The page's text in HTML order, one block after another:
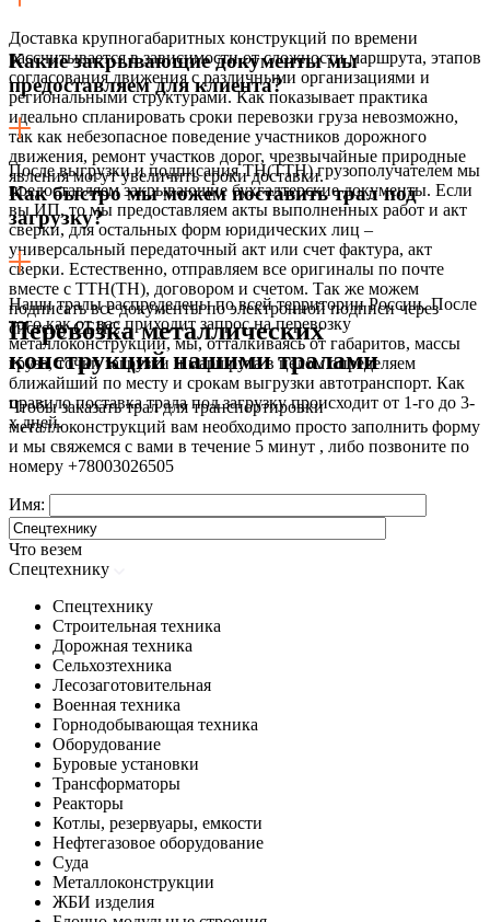
Доставка крупногабаритных конструкций по времени
рассчитывается в зависимости от сложности маршрута, этапов
согласования движения с различными организациями и
региональными структурами. Как показывает практика
идеально спланировать сроки перевозки груза невозможно,
так как небезопасное поведение участников дорожного
движения, ремонт участков дорог, чрезвычайные природные
явления могут увеличить сроки доставки.
Какие закрывающие документы мы
предоставляем для клиента?
После выгрузки и подписания ТН(ТТН) грузополучателем мы
предоставляем закрывающие бухгалтерские документы. Если
вы ИП, то мы предоставляем акты выполненных работ и акт
сверки, для остальных форм юридических лиц –
универсальный передаточный акт или счет фактура, акт
сверки. Естественно, отправляем все оригиналы по почте
вместе с ТТН(ТН), договором и счетом. Так же можем
подписать все документы по электронной подписи через
систему СБИС.
Как быстро мы можем поставить трал под
загрузку?
Наши тралы распределены по всей территории России. После
того как от вас приходит запрос на перевозку
металлоконструкций, мы, отталкиваясь от габаритов, массы
груза, точки загрузки и маршрута в целом определяем
ближайший по месту и срокам выгрузки автотранспорт. Как
правило поставка трала под загрузку происходит от 1-го до 3-
х дней.
Перевозка металлических
конструкций нашими тралами
Чтобы заказать трал для транспортировки
металлоконструкций вам необходимо просто заполнить форму
и мы свяжемся с вами в течение 5 минут , либо позвоните по
номеру +78003026505
Имя:
Что везем
Спецтехнику
Спецтехнику
Строительная техника
Дорожная техника
Сельхозтехника
Лесозаготовительная
Военная техника
Горнодобывающая техника
Оборудование
Буровые установки
Трансформаторы
Реакторы
Котлы, резервуары, емкости
Нефтегазовое оборудование
Cуда
Металлоконструкции
ЖБИ изделия